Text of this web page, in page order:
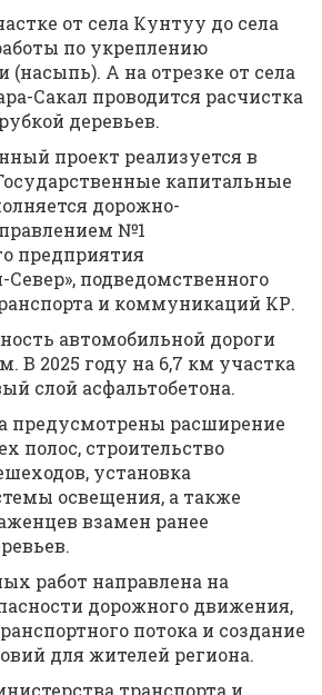
от села Кунтуу до села
по укреплению
(насыпь). А на отрезке от села
Сакал проводится расчистка
деревьев.
проект реализуется в
капитальные
дорожно-
№1
предприятия
подведомственного
и коммуникаций КР.
автомобильной дороги
В 2025 году на 6,7 км участка
слой асфальтобетона.
предусмотрены расширение
полос, строительство
установка
освещения, а также
взамен ранее
работ направлена на
дорожного движения,
потока и создание
для жителей региона.
транспорта и